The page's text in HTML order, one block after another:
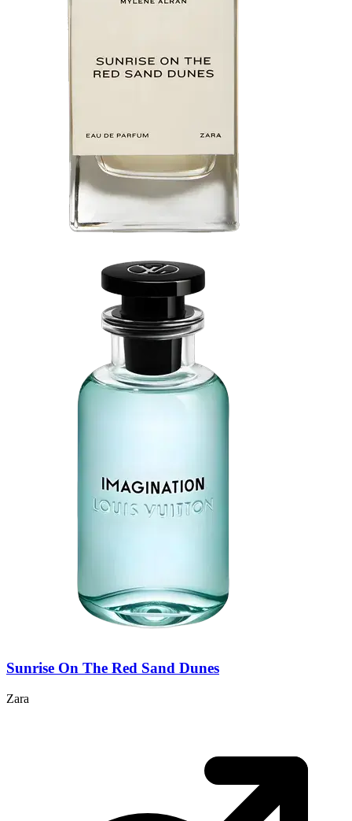
Sunrise On The Red Sand Dunes
Zara